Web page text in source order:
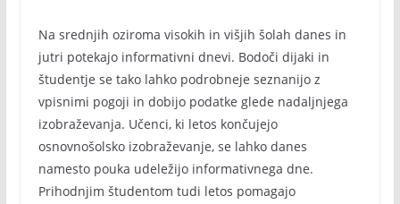
Na srednjih oziroma visokih in višjih šolah danes in
jutri potekajo informativni dnevi. Bodoči dijaki in
študentje se tako lahko podrobneje seznanijo z
vpisnimi pogoji in dobijo podatke glede nadaljnjega
izobraževanja. Učenci, ki letos končujejo
osnovnošolsko izobraževanje, se lahko danes
namesto pouka udeležijo informativnega dne.
Prihodnjim študentom tudi letos pomagajo